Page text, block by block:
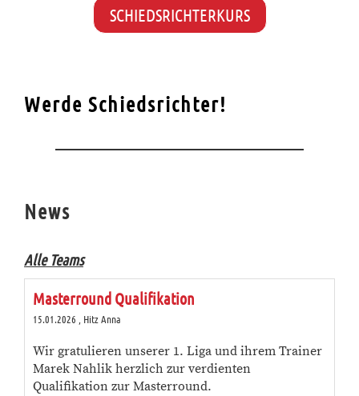
SCHIEDSRICHTERKURS
Werde Schiedsrichter!
News
Alle Teams
Masterround Qualifikation
15.01.2026 , Hitz Anna
Wir gratulieren unserer 1. Liga und ihrem Trainer
Marek Nahlik herzlich zur verdienten
Qualifikation zur Masterround.